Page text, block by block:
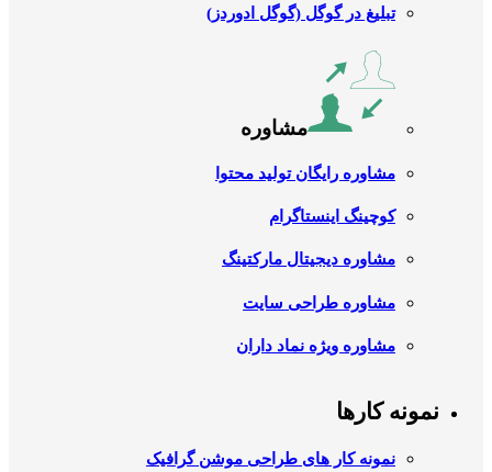
تبلیغ در گوگل (گوگل ادوردز)
مشاوره
مشاوره رایگان تولید محتوا
کوچینگ اینستاگرام
مشاوره دیجیتال مارکتینگ
مشاوره طراحی سایت
مشاوره ویژه نماد داران
نمونه کارها
نمونه کار های طراحی موشن گرافیک